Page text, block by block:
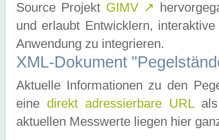
Source Projekt GIMV ↗
und erlaubt Entwicklern,
Anwendung zu integrieren.
XML-Dokument
Aktuelle Informationen zu den
eine direkt adressierbare URLals
aktuellen Messwerte liegen hier